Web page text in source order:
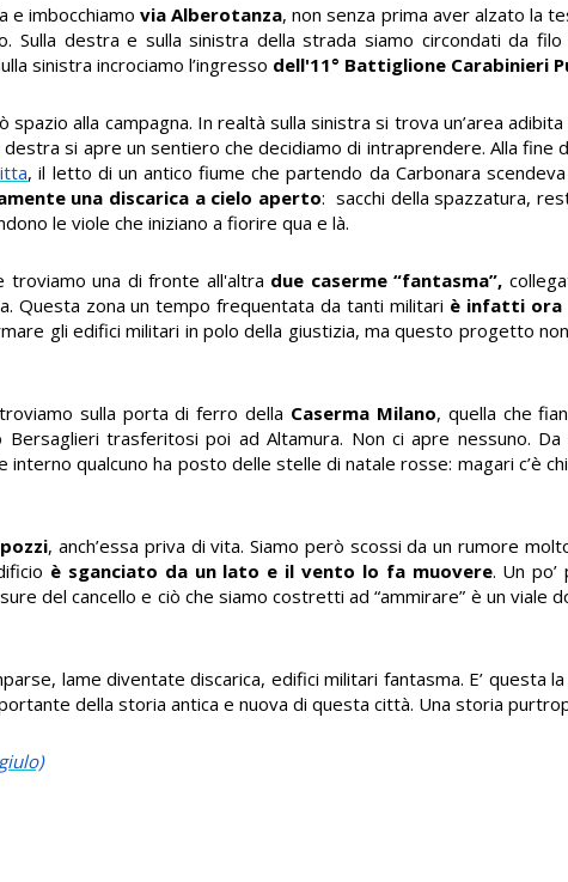
e imbocchiamovia Alberotanza, non senza prima aver alzato la
Sulla destra e sulla sinistra della strada siamo circondati da
sinistra incrociamo l’ingresso dell'11° Battiglione Carabinieri
spazio alla campagna. In realtà sulla sinistra si trova un’area
si apre un sentiero che decidiamo di intraprendere. Alla fine
, il letto di un antico fiume che partendo da Carbonara
una discarica a cielo aperto: sacchi della spazzatura,
le viole che iniziano a fiorire qua e là.
troviamo una di fronte all'altra due caserme “fantasma”,
Questa zona un tempo frequentata da tanti militari è infatti ora
gli edifici militari in polo della giustizia, ma questo progetto
sulla porta di ferro della Caserma Milano, quella che
trasferitosi poi ad Altamura. Non ci apre nessuno.
qualcuno ha posto delle stelle di natale rosse: magari c’è
, anch’essa priva di vita. Siamo però scossi da un rumore
è sganciato da un lato e il vento lo fa muovere. Un po’
del cancello e ciò che siamo costretti ad “ammirare” è un viale
lame diventate discarica, edifici militari fantasma. E’ questa
della storia antica e nuova di questa città. Una storia